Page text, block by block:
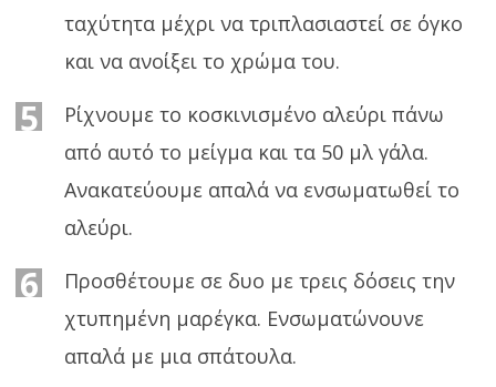
ταχύτητα μέχρι να τριπλασιαστεί σε όγκο
και να ανοίξει το χρώμα του.
5
Ρίχνουμε το κοσκινισμένο αλεύρι πάνω
από αυτό το μείγμα και τα 50 μλ γάλα.
Ανακατεύουμε απαλά να ενσωματωθεί το
αλεύρι.
6
Προσθέτουμε σε δυο με τρεις δόσεις την
χτυπημένη μαρέγκα. Ενσωματώνουνε
απαλά με μια σπάτουλα.